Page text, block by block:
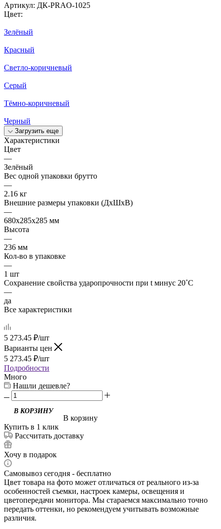
Артикул: ДК-PRAO-1025
Цвет:
Зелёный
Красный
Светло-коричневый
Серый
Тёмно-коричневый
Черный
Загрузить еще
Характеристики
Цвет
—
Зелёный
Вес одной упаковки брутто
—
2.16 кг
Внешние размеры упаковки (ДхШхВ)
—
680х285х285 мм
Высота
—
236 мм
Кол-во в упаковке
—
1 шт
Сохранение свойства ударопрочности при t минус 20˚C
—
да
Все характеристики
5 273.45 ₽/шт
Варианты цен
5 273.45 ₽/шт
Подробности
Много
Нашли дешевле?
В корзину
Купить в 1 клик
Рассчитать доставку
Хочу в подарок
Самовывоз сегодня - бесплатно
Цвет товара на фото может отличаться от реального из-за
особенностей съемки, настроек камеры, освещения и
цветопередачи монитора. Мы стараемся максимально точно
передать оттенки, но рекомендуем учитывать возможные
различия.